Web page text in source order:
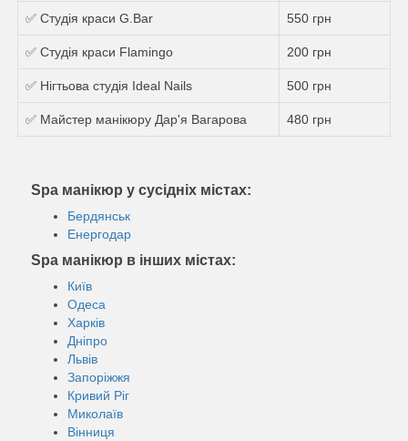
✅ Студія краси G.Bar 550 грн
✅ Студія краси Flamingo 200 грн
✅ Нігтьова студія Ideal Nails 500 грн
✅ Майстер манікюру Дар'я Вагарова 480 грн
Spa манікюр у сусідніх містах:
Бердянськ
Енергодар
Spa манікюр в інших містах:
Київ
Одеса
Харків
Дніпро
Львів
Запоріжжя
Кривий Ріг
Миколаїв
Вінниця